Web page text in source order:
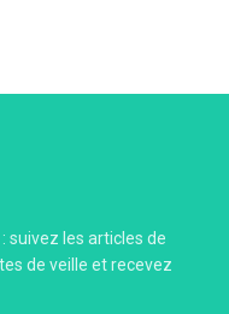
suivez les articles de
de veille et recevez